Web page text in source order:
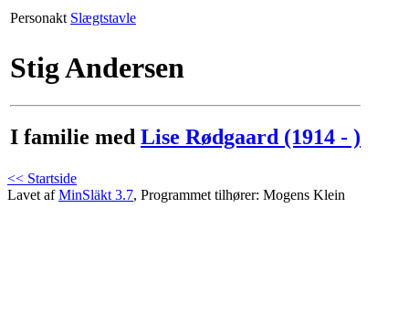
Personakt Slægtstavle
Stig Andersen
I familie med Lise Rødgaard (1914 - )
<< Startside
Lavet afMinSläkt 3.7, Programmet tilhører: Mogens Klein